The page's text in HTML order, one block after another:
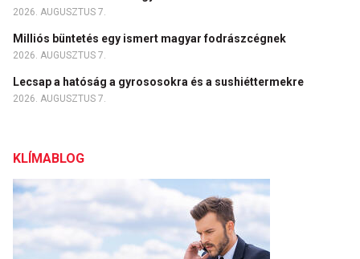
2026. AUGUSZTUS 7.
Milliós büntetés egy ismert magyar fodrászcégnek
2026. AUGUSZTUS 7.
Lecsap a hatóság a gyrososokra és a sushiéttermekre
2026. AUGUSZTUS 7.
KLÍMABLOG